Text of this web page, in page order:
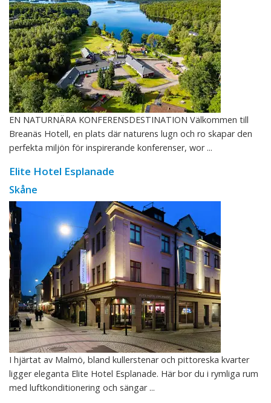
EN NATURNÄRA KONFERENSDESTINATION Välkommen till
Breanäs Hotell, en plats där naturens lugn och ro skapar den
perfekta miljön för inspirerande konferenser, wor ...
Elite Hotel Esplanade
Skåne
I hjärtat av Malmö, bland kullerstenar och pittoreska kvarter
ligger eleganta Elite Hotel Esplanade. Här bor du i rymliga rum
med luftkonditionering och sängar ...